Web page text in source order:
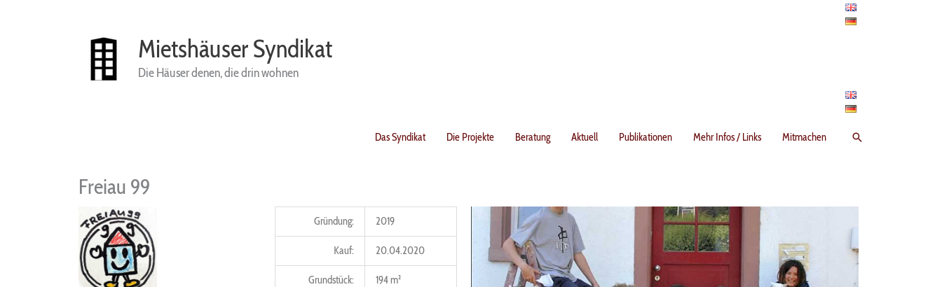
Mietshäuser Syndikat
Die Häuser denen, die drin wohnen
Das Syndikat Die Projekte Beratung Aktuell Publikationen Mehr Infos / Links Mitmachen Suchen
Freiau 99
Gründung: 2019
Kauf: 20.04.2020
Grundstück: 194 m²